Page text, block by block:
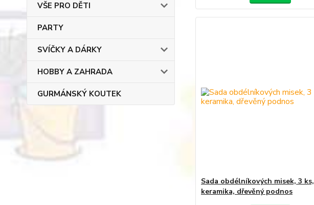
VŠE PRO DĚTI
PARTY
SVÍČKY A DÁRKY
HOBBY A ZAHRADA
GURMÁNSKÝ KOUTEK
Sada obdélníkových misek, 3 ks,
keramika, dřevěný podnos